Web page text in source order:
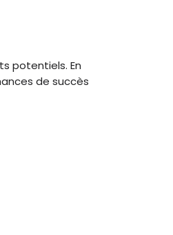
potentiels. En
de succès